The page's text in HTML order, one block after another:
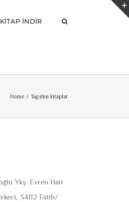
İNDİR
Home Tag:dini kitaplar
Ykş. Evren Han
34112 Fatih/